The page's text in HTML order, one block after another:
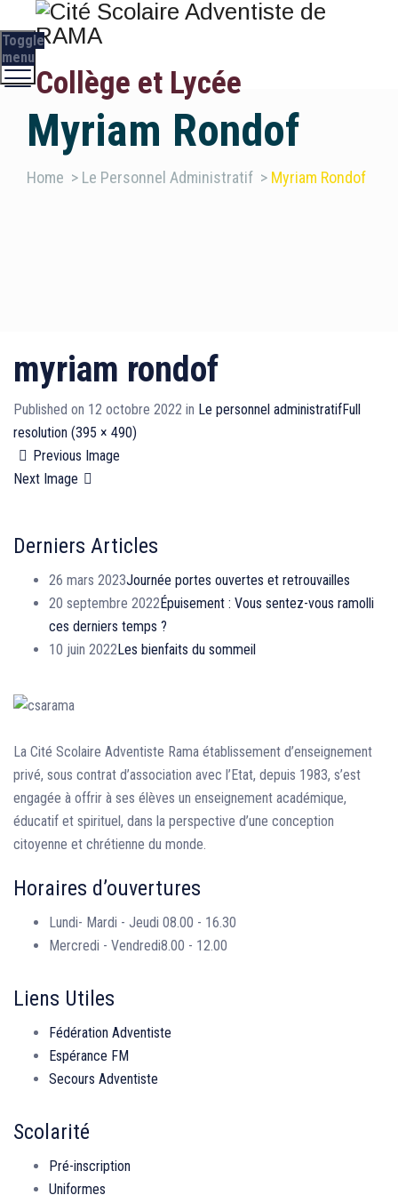
Collège et Lycée
Toggle
menu
Myriam Rondof
Home > Le Personnel Administratif > Myriam Rondof
myriam rondof
Published on 12 octobre 2022 in Le personnel administratifFull
resolution (395 × 490)
Previous Image
Next Image
Derniers Articles
26 mars 2023Journée portes ouvertes et retrouvailles
20 septembre 2022Épuisement : Vous sentez-vous ramolli
ces derniers temps ?
10 juin 2022Les bienfaits du sommeil
La Cité Scolaire Adventiste Rama établissement d’enseignement
privé, sous contrat d’association avec l’Etat, depuis 1983, s’est
engagée à offrir à ses élèves un enseignement académique,
éducatif et spirituel, dans la perspective d’une conception
citoyenne et chrétienne du monde.
Horaires d’ouvertures
Lundi- Mardi - Jeudi 08.00 - 16.30
Mercredi - Vendredi8.00 - 12.00
Liens Utiles
Fédération Adventiste
Espérance FM
Secours Adventiste
Scolarité
Pré-inscription
Uniformes